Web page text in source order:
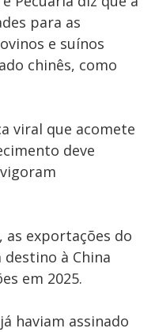
para as
e suínos
chinês, como
viral que acomete
deve
as exportações do
à China
em 2025.
haviam assinado